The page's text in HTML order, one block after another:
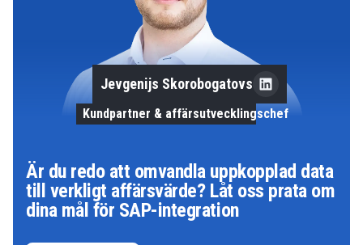
Är du redo att omvandla uppkopplad data
till verkligt affärsvärde? Låt oss prata om
dina mål för SAP-integration
Jevgenijs Skorobogatovs
Kundpartner & affärsutvecklingschef